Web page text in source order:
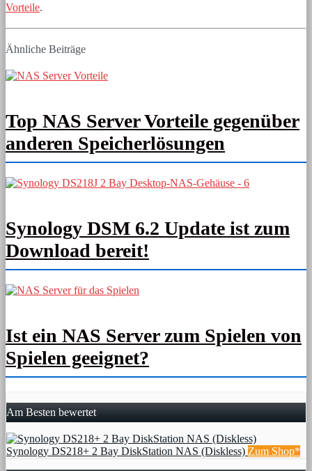
Vorteile.
Ähnliche Beiträge
Top NAS Server Vorteile gegenüber
anderen Speicherlösungen
Synology DSM 6.2 Update ist zum
Download bereit!
Ist ein NAS Server zum Spielen von
Spielen geeignet?
Am Besten bewertet
Synology DS218+ 2 Bay DiskStation NAS (Diskless) Zum Shop*